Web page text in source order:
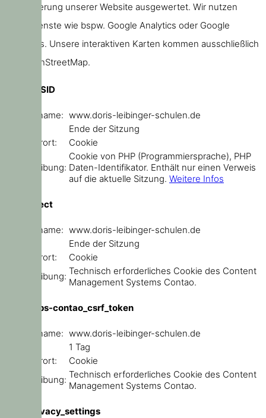
Verbesserung unserer Website ausgewertet. Wir nutzen
keine Dienste wie bspw. Google Analytics oder Google
Webfonts. Unsere interaktiven Karten kommen ausschließlich
von OpenStreetMap.
PHPSESSID
Domainname: www.doris-leibinger-schulen.de
Ende der Sitzung
Speicherort:
Cookie
Beschreibung:
Cookie von PHP (Programmiersprache), PHP
Daten-Identifikator. Enthält nur einen Verweis
auf die aktuelle Sitzung. Weitere Infos
sf_redirect
Domainname: www.doris-leibinger-schulen.de
Ende der Sitzung
Speicherort:
Cookie
Beschreibung: Technisch erforderliches Cookie des Content
Management Systems Contao.
csrf_https-contao_csrf_token
Domainname: www.doris-leibinger-schulen.de
1 Tag
Speicherort:
Cookie
Beschreibung: Technisch erforderliches Cookie des Content
Management Systems Contao.
user_privacy_settings